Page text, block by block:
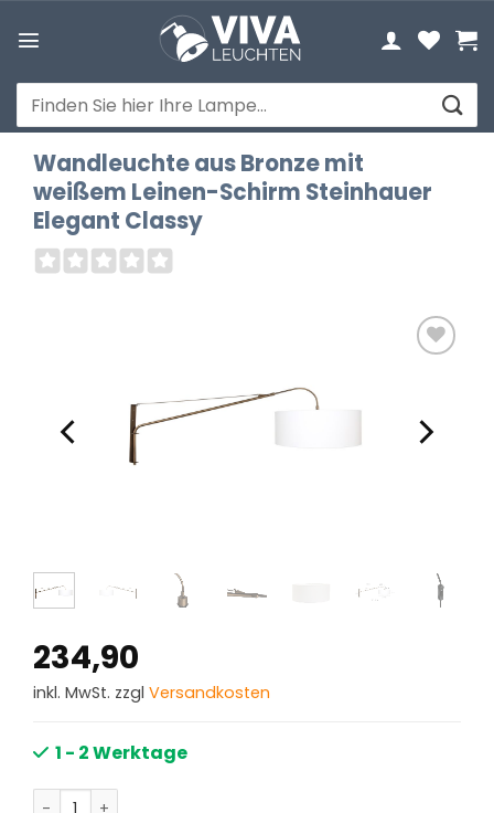
Inhalt
Suchen
nach:
Wandleuchte aus Bronze mit
weißem Leinen-Schirm Steinhauer
Elegant Classy
234,90
inkl. MwSt. zzgl Versandkosten
1 - 2 Werktage
Wandleuchte aus Bronze mit weißem Leinen-Schirm